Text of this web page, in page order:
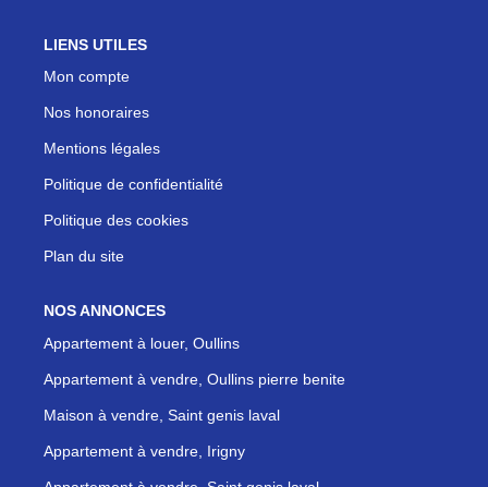
LIENS UTILES
Mon compte
Nos honoraires
Mentions légales
Politique de confidentialité
Politique des cookies
Plan du site
NOS ANNONCES
Appartement à louer, Oullins
Appartement à vendre, Oullins pierre benite
Maison à vendre, Saint genis laval
Appartement à vendre, Irigny